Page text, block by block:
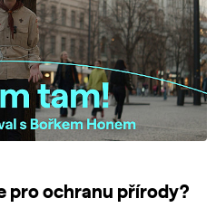
pro ochranu přírody?